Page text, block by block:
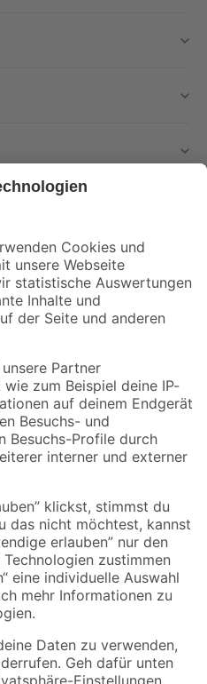
Aktionen mehr verpassen!
Versandarten
Die dargestellten Angebote sind unter
angegebenen Verfügbarkeiten beziehen